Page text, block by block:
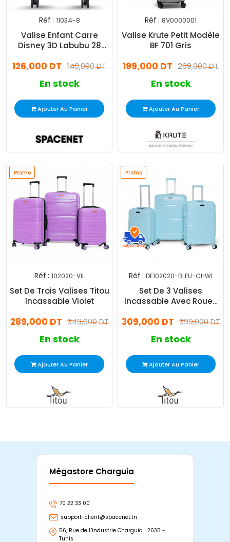
Réf : 11034-8
Valise Enfant Carre
Disney 3D Labubu 28
140,000 DT
126,000 DT
En stock
Ajouter Au Panier
Réf : 8V0000001
Valise Krute Petit Modèle
BF 701 Gris
269,000 DT
199,000 DT
En stock
Ajouter Au Panier
Promo
Réf : 102020-VIL
Set De Trois Valises Titou
Incassable Violet
349,000 DT
289,000 DT
En stock
Ajouter Au Panier
Promo
Réf : DE102020-BLEU-CHWI
Set De 3 Valises
Incassable Avec Roues
Chwingum399,000 DT
309,000 DT
En stock
Ajouter Au Panier
Mégastore Charguia
70 22 33 00
support-client@spacenet.tn
56, Rue de L'industrie Charguia I 2035 -
Tunis